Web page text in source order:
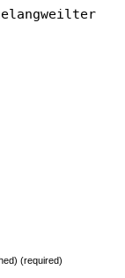
(required)